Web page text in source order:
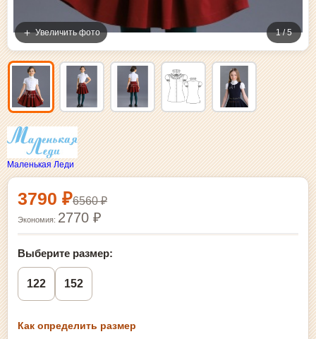
1 / 5
Увеличить фото
Маленькая Леди
Выбор размера и покупка
6560 ₽
3790 ₽
Экономия: 2770 ₽
Выберите размер:
122 152
Как определить размер